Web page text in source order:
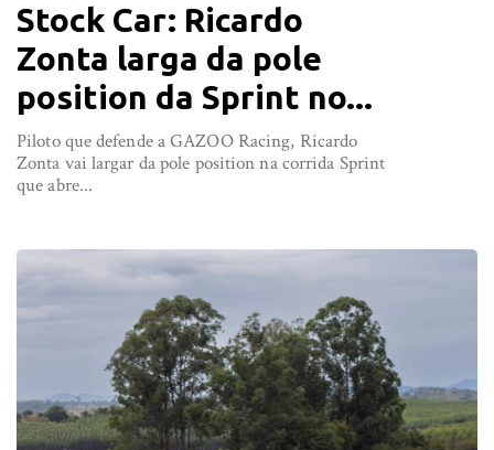
Stock Car: Ricardo
Zonta larga da pole
position da Sprint no...
Piloto que defende a GAZOO Racing, Ricardo
Zonta vai largar da pole position na corrida Sprint
que abre...